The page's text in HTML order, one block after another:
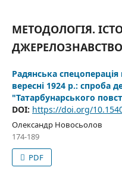
МЕТОДОЛОГІЯ.
ДЖЕРЕЛОЗНАВСТВО
Радянська спецоперація
вересні 1924 р.: спроба
"Татарбунарського
DOI: https://doi.org/
Олександр Новосьолов
174-189
PDF